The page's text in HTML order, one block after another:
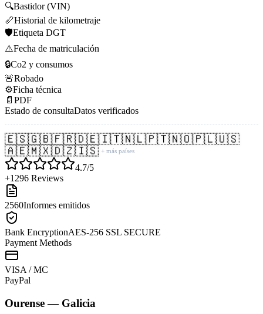
🔍Bastidor (VIN)
📏Historial de kilometraje
🛡️Etiqueta DGT
⚠️Fecha de matriculación
🔒Co2 y consumos
🚨Robado
⚙️Ficha técnica
📄 PDF
Estado de consultaDatos verificados
🇪🇸🇬🇧🇫🇷🇩🇪🇮🇹🇳🇱🇵🇹🇳🇴🇵🇱🇺🇸
🇦🇪🇲🇽🇩🇿🇮🇸 + más países
4.7/5
+1296 Reviews
2560Informes emitidos
Bank EncryptionAES-256 SSL SECURE
Payment Methods
VISA / MC
PayPal
Ourense— Galicia